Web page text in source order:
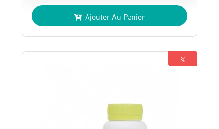
prix
initial
était :
109 Dhs.
prix
actuel
est :
95 Dhs.
Ajouter Au Panier
%